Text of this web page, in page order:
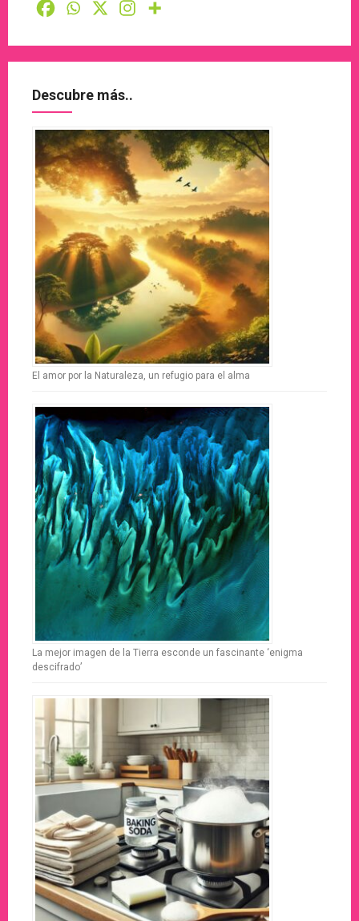
Descubre más..
El amor por la Naturaleza, un refugio para el alma
La mejor imagen de la Tierra esconde un fascinante ‘enigma
descifrado’